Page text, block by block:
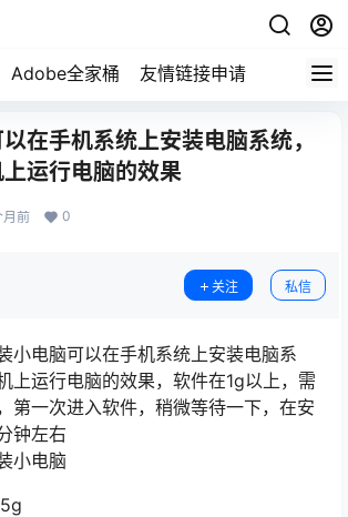
Adobe全家桶 友情链接申请
在手机系统上安装电脑系统，
运行电脑的效果
月前 0
关注 私信
小电脑可以在手机系统上安装电脑系
上运行电脑的效果，软件在1g以上，需
第一次进入软件，稍微等待一下，在安
钟左右
小电脑